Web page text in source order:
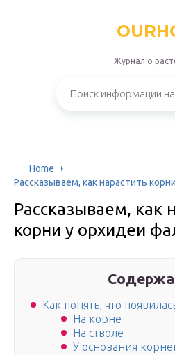
Журнал о
Home
Рассказываем, как нарастить
Рассказываем, как
корни у орхидеи
Как понять, что
На корне
На стволе
У основания